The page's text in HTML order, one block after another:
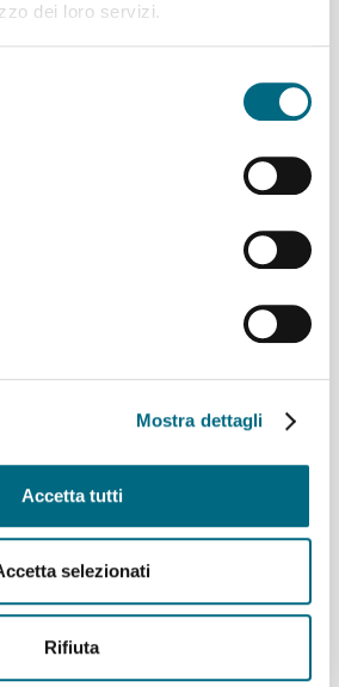
dei loro servizi.
Mostra dettagli
Accetta tutti
selezionati
Rifiuta
di calcio Genoa – Deportivo La
926 e 927 – Variazioni ai percorsi
9 agosto
6 agosto servizio regolare